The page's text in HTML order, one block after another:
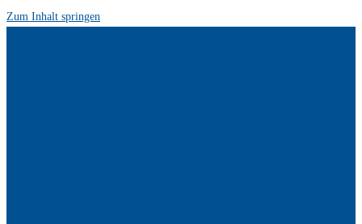
Zum Inhalt springen